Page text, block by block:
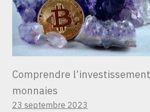
Comprendre
monnaies
23 septembre 2023